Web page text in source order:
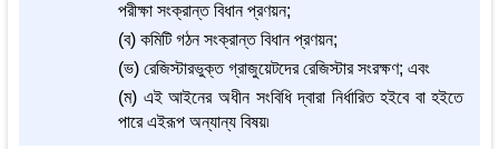
পরীক্ষা সংক্রান্ত বিধান প্রণয়ন;
(ব) কমিটি গঠন সংক্রান্ত বিধান প্রণয়ন;
(ভ) রেজিস্টারভুক্ত গ্রাজুয়েটদের রেজিস্টার সংরক্ষণ; এবং
(ম) এই আইনের অধীন সংবিধি দ্বারা নির্ধারিত হইবে বা হইতে
পারে এইরূপ অন্যান্য বিষয়৷